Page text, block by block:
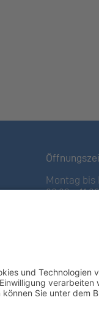
Montag bis
08:00 –
Deponie